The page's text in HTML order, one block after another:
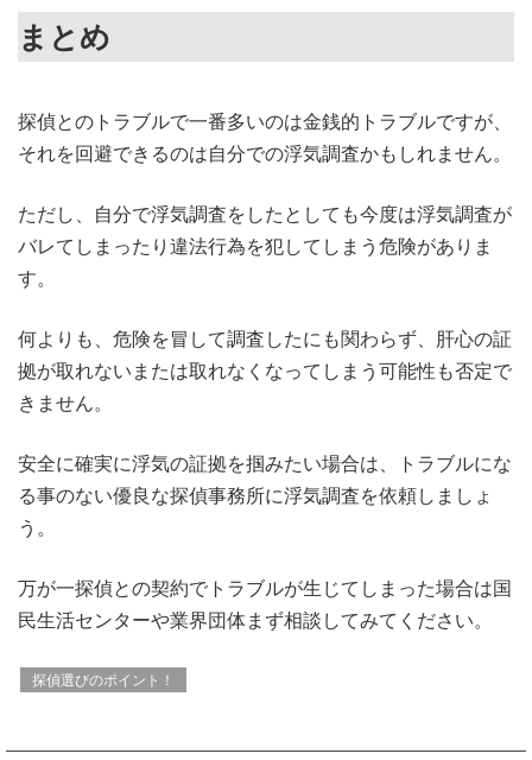
まとめ
探偵とのトラブルで一番多いのは金銭的トラブルですが、
それを回避できるのは自分での浮気調査かもしれません。
ただし、自分で浮気調査をしたとしても今度は浮気調査が
バレてしまったり違法行為を犯してしまう危険がありま
す。
何よりも、危険を冒して調査したにも関わらず、肝心の証
拠が取れないまたは取れなくなってしまう可能性も否定で
きません。
安全に確実に浮気の証拠を掴みたい場合は、トラブルにな
る事のない優良な探偵事務所に浮気調査を依頼しましょ
う。
万が一探偵との契約でトラブルが生じてしまった場合は国
民生活センターや業界団体まず相談してみてください。
探偵選びのポイント！